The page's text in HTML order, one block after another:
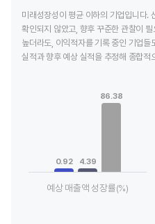
미래성장성이 평균 이하의 기업입니다.
확인되지 않았고, 향후 꾸준한 관찰이
높더라도, 이익적자를 기록 중인 기업
실적과 향후 예상 실적을 추정해 종합적
View as data table, Chart
The chart has 1 X axis
0.92 4.39
86.38
예상 매출액 성장률(%)